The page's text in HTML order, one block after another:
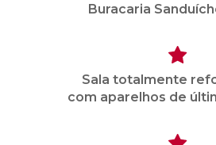
Buracaria
Sala totalmente
com aparelhos de